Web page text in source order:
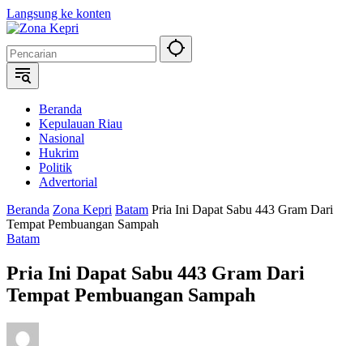
Langsung ke konten
Beranda
Kepulauan Riau
Nasional
Hukrim
Politik
Advertorial
Beranda Zona Kepri Batam Pria Ini Dapat Sabu 443 Gram Dari
Tempat Pembuangan Sampah
Batam
Pria Ini Dapat Sabu 443 Gram Dari
Tempat Pembuangan Sampah